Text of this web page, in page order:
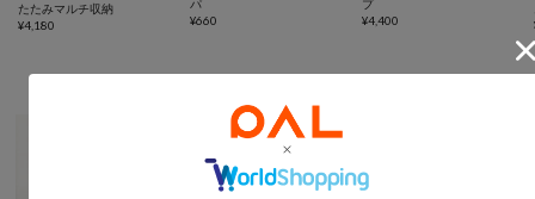
たたみマルチ収納
¥4,180
パ
¥660
プ
¥4,400